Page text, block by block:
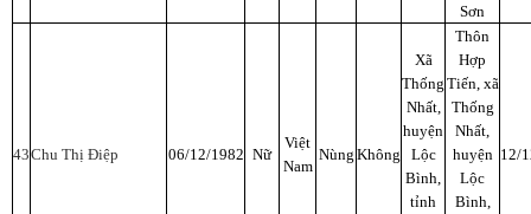
Sơn
43Chu Thị Điệp 06/12/1982 Nữ
Việt
Nam
Nùng Không
Xã
Thống
Nhất,
huyện
Lộc
Bình,
tỉnh
Thôn
Hợp
Tiến, xã
Thống
Nhất,
huyện
Lộc
Bình,
12/